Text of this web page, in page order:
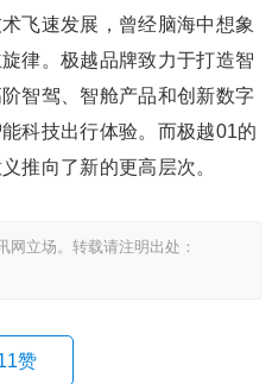
飞速发展，曾经脑海中想象
律。极越品牌致力于打造智
智驾、智舱产品和创新数字
科技出行体验。而极越01的
推向了新的更高层次。
立场。转载请注明出处：
赞